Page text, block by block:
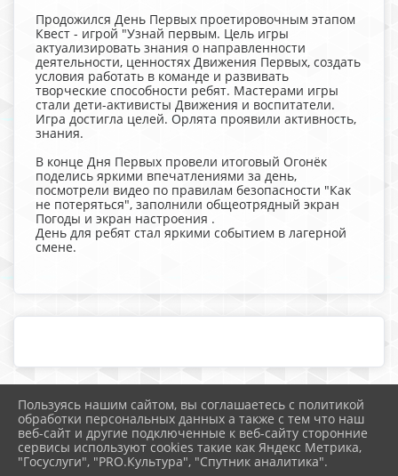
Продожился День Первых проетировочным этапом
Квест - игрой "Узнай первым. Цель игры
актуализировать знания о направленности
деятельности, ценностях Движения Первых, создать
условия работать в команде и развивать
творческие способности ребят. Мастерами игры
стали дети-активисты Движения и воспитатели.
Игра достигла целей. Орлята проявили активность,
знания.
В конце Дня Первых провели итоговый Огонёк
поделись яркими впечатлениями за день,
посмотрели видео по правилам безопасности "Как
не потеряться", заполнили общеотрядный экран
Погоды и экран настроения .
День для ребят стал яркими событием в лагерной
смене.
2026 г. school25.mostobr.ru
Вход
Карта сайта
Политика обработки персональных данных
Пользуясь нашим сайтом, вы соглашаетесь с политикой
обработки персональных данных а также с тем что наш
веб-сайт и другие подключенные к веб-сайту сторонние
сервисы используют cookies такие как Яндекс Метрика,
"Госуслуги", "PRO.Культура", "Спутник аналитика".